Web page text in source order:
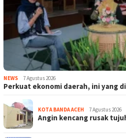
NEWS 7 Agustus 2026
Perkuat ekonomi daerah, ini yang
KOTA BANDA ACEH 7 Agustus 2026
Angin kencang rusak